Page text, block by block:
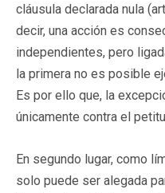
cláusula declarada nula
decir, una acción es
independientes, pero
la primera no es posible
Es por ello que, la
únicamente contra el
En segundo lugar, como
solo puede ser alegada